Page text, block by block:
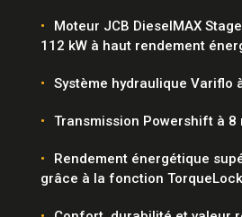
Moteur JCB DieselMAX
112 kW à haut rendement
Système hydraulique Variflo
Transmission Powershift à 8
Rendement énergétique
grâce à la fonction TorqueLock